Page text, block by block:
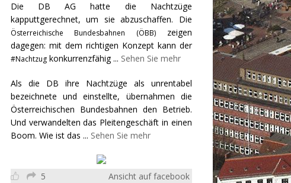
Die DB AG hatte die Nachtzüge
kapputtgerechnet, um sie abzuschaffen. Die
Österreichische Bundesbahnen (ÖBB)zeigen
dagegen: mit dem richtigen Konzept kann der
#Nachtzugkonkurrenzfähig... Sehen Sie mehr
Als die DB ihre Nachtzüge als unrentabel
bezeichnete und einstellte, übernahmen die
Österreichischen Bundesbahnen den Betrieb.
Und verwandelten das Pleitengeschäft in einen
Boom. Wie ist das ... Sehen Sie mehr
5 Ansicht auf facebook